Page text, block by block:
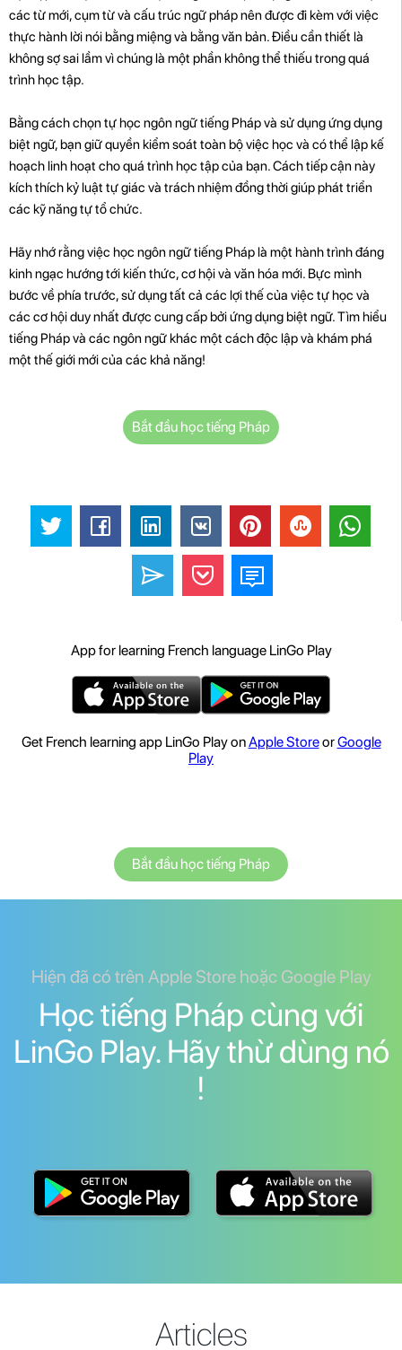
các từ mới, cụm từ và cấu trúc ngữ pháp nên được đi kèm với việc
thực hành lời nói bằng miệng và bằng văn bản. Điều cần thiết là
không sợ sai lầm vì chúng là một phần không thể thiếu trong quá
trình học tập.
Bằng cách chọn tự học ngôn ngữ tiếng Pháp và sử dụng ứng dụng
biệt ngữ, bạn giữ quyền kiểm soát toàn bộ việc học và có thể lập kế
hoạch linh hoạt cho quá trình học tập của bạn. Cách tiếp cận này
kích thích kỷ luật tự giác và trách nhiệm đồng thời giúp phát triển
các kỹ năng tự tổ chức.
Hãy nhớ rằng việc học ngôn ngữ tiếng Pháp là một hành trình đáng
kinh ngạc hướng tới kiến ​​thức, cơ hội và văn hóa mới. Bực mình
bước về phía trước, sử dụng tất cả các lợi thế của việc tự học và
các cơ hội duy nhất được cung cấp bởi ứng dụng biệt ngữ. Tìm hiểu
tiếng Pháp và các ngôn ngữ khác một cách độc lập và khám phá
một thế giới mới của các khả năng!
Bắt đầu học tiếng Pháp
App for learning French language LinGo Play
Get French learning app LinGo Play onApple StoreorGoogle
Play
Bắt đầu học tiếng Pháp
Hiện đã có trên Apple Store hoặc Google Play
Học tiếng Pháp cùng với
LinGo Play. Hãy thừ dùng nó
!
Articles